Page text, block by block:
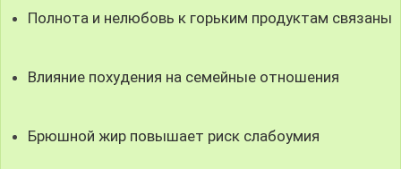
Полнота и нелюбовь к горьким продуктам связаны
Влияние похудения на семейные отношения
Брюшной жир повышает риск слабоумия